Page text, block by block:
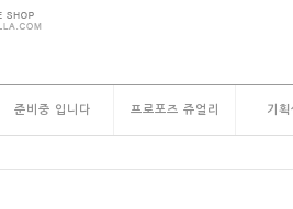
준비중 입니다 프로포즈 쥬얼리 기획